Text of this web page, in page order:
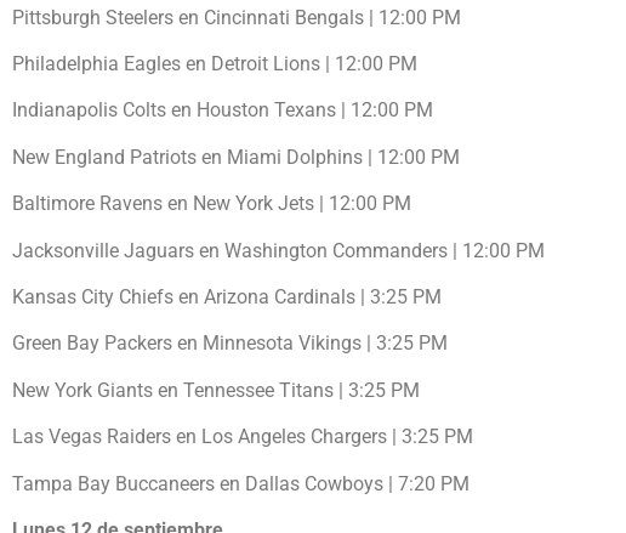
Pittsburgh Steelers en Cincinnati Bengals | 12:00 PM
Philadelphia Eagles en Detroit Lions | 12:00 PM
Indianapolis Colts en Houston Texans | 12:00 PM
New England Patriots en Miami Dolphins | 12:00 PM
Baltimore Ravens en New York Jets | 12:00 PM
Jacksonville Jaguars en Washington Commanders | 12:00 PM
Kansas City Chiefs en Arizona Cardinals | 3:25 PM
Green Bay Packers en Minnesota Vikings | 3:25 PM
New York Giants en Tennessee Titans | 3:25 PM
Las Vegas Raiders en Los Angeles Chargers | 3:25 PM
Tampa Bay Buccaneers en Dallas Cowboys | 7:20 PM